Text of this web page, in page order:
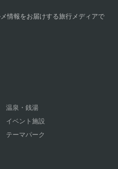
情報をお届けする旅行メディアで
温泉・銭湯
イベント施設
テーマパーク